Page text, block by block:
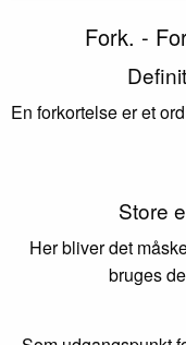
Fork. -
En forkortelse er et
Store
Her bliver det
bruges